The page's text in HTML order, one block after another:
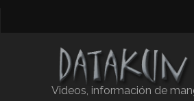
Videos, información de